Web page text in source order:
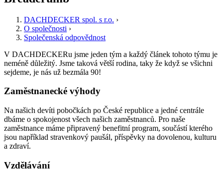
DACHDECKER spol. s r.o. ›
O společnosti ›
Společenská odpovědnost
V DACHDECKERu jsme jeden tým a každý článek tohoto týmu je
neméně důležitý. Jsme taková větší rodina, taky že když se všichni
sejdeme, je nás už bezmála 90!
Zaměstnanecké výhody
Na našich devíti pobočkách po České republice a jedné centrále
dbáme o spokojenost všech našich zaměstnanců. Pro naše
zaměstnance máme připravený benefitní program, součástí kterého
jsou například stravenkový paušál, příspěvky na dovolenou, kulturu
a zdraví.
Vzdělávání